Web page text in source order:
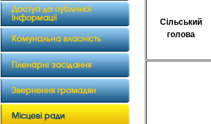
Сільський
голова